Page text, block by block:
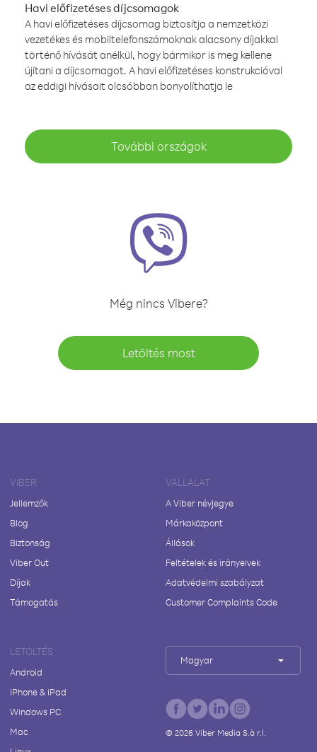
Havi előfizetéses díjcsomagok
A havi előfizetéses díjcsomag biztosítja a nemzetközi
vezetékes és mobiltelefonszámoknak alacsony díjakkal
történő hívását anélkül, hogy bármikor is meg kellene
újítani a díjcsomagot. A havi előfizetéses konstrukcióval
az eddigi hívásait olcsóbban bonyolíthatja le
További országok
Még nincs Vibere?
Letöltés most
VIBER
Jellemzők
Blog
Biztonság
Viber Out
Díjak
Támogatás
VÁLLALAT
A Viber névjegye
Márkaközpont
Állások
Feltételek és irányelvek
Adatvédelmi szabályzat
Customer Complaints Code
LETÖLTÉS
Android
iPhone & iPad
Windows PC
Mac
Magyar
© 2026Viber Media S.à r.l.